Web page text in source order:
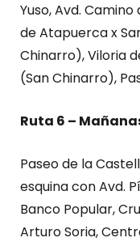
Yuso, Avd.
de Atapuerca x
Chinarro), Viloria
(San Chinarro),
Ruta 6 –
Paseo de la
esquina con Avd.
Banco Popular,
Arturo Soria,